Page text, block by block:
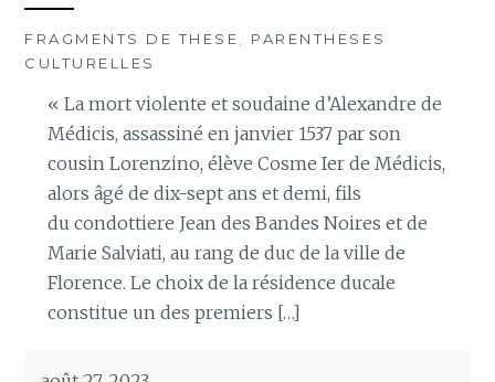
FRAGMENTS DE THESE
PARENTHESES
CULTURELLES
« La mort violente et soudaine d’Alexandre de
Médicis, assassiné en janvier 1537 par son
cousin Lorenzino, élève Cosme Ier de Médicis,
alors âgé de dix-sept ans et demi, fils
du condottiere Jean des Bandes Noires et de
Marie Salviati, au rang de duc de la ville de
Florence. Le choix de la résidence ducale
constitue un des premiers […]